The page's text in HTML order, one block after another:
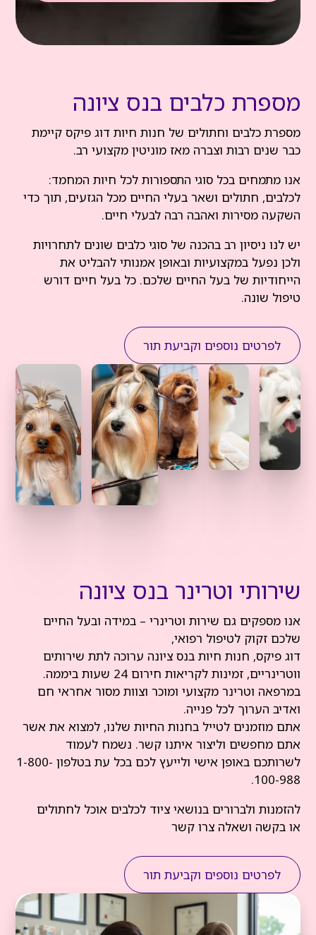
מספרת כלבים בנס ציונה
מספרת כלבים וחתולים של חנות חיות דוג פיקס קיימת
כבר שנים רבות וצברה מאז מוניטין מקצועי רב.
אנו מתמחים בכל סוגי התספורות לכל חיות המחמד:
לכלבים, חתולים ושאר בעלי החיים מכל הגזעים, תוך כדי
השקעה מסירות ואהבה רבה לבעלי חיים.
יש לנו ניסיון רב בהכנה של סוגי כלבים שונים לתחרויות
ולכן נפעל במקצועיות ובאופן אמנותי להבליט את
הייחודיות של בעל החיים שלכם. כל בעל חיים דורש
טיפול שונה.
לפרטים נוספים וקביעת תור
שירותי וטרינר בנס ציונה
אנו מספקים גם שירות וטרינרי – במידה ובעל החיים
שלכם זקוק לטיפול רפואי,
דוג פיקס, חנות חיות בנס ציונה ערוכה לתת שירותים
ווטרינריים, זמינות לקריאות חירום 24 שעות ביממה.
במרפאה וטרינר מקצועי ומוכר וצוות מסור אחראי חם
ואדיב הערוך לכל פנייה.
אתם מוזמנים לטייל בחנות החיות שלנו, למצוא את אשר
אתם מחפשים וליצור איתנו קשר. נשמח לעמוד
לשרותכם באופן אישי ולייעץ לכם בכל עת בטלפון 1-800-
100-988.
להזמנות ולברורים בנושאי ציוד לכלבים אוכל לחתולים
או בקשה ושאלה צרו קשר
לפרטים נוספים וקביעת תור